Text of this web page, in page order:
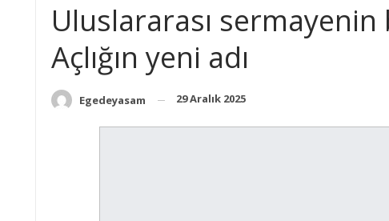
Uluslararası
Açlığın yeni adı
Egedeyasam 29 Aralık 2025